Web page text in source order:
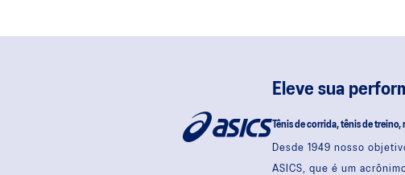
Eleve sua
Tênis de corrida, tênis de
Desde 1949 nosso
ASICS, que é um